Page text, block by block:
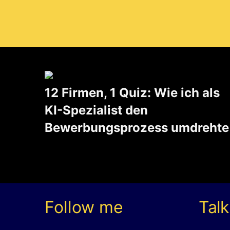
12 Firmen, 1 Quiz: Wie ich als
KI-Spezialist den
Bewerbungsprozess umdrehte
Follow me